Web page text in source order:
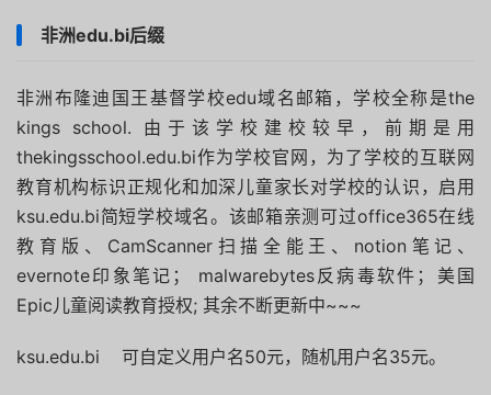
非洲edu.bi后缀
非洲布隆迪国王基督学校edu域名邮箱，学校全称是the
kings school. 由于该学校建校较早，前期是用
thekingsschool.edu.bi作为学校官网，为了学校的互联网
教育机构标识正规化和加深儿童家长对学校的认识，启用
ksu.edu.bi简短学校域名。该邮箱亲测可过office365在线
教育版、CamScanner扫描全能王、notion笔记、
evernote印象笔记； malwarebytes反病毒软件；美国
Epic儿童阅读教育授权; 其余不断更新中~~~
ksu.edu.bi 可自定义用户名50元，随机用户名35元。